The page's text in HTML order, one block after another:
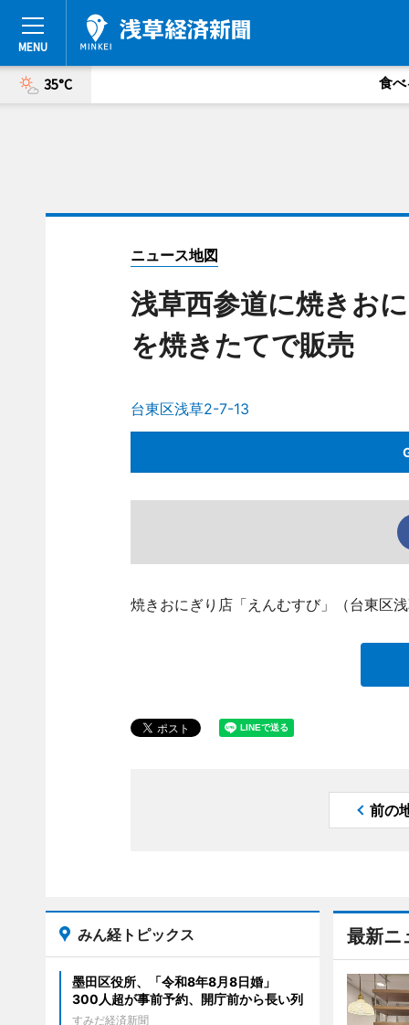
35°C 食べ
ニュース地図
浅草西参道に焼きお
を焼きたてで販売
台東区浅草2-7-13
焼きおにぎり店「えんむすび」（台東区
前の
最新ニ
みん経トピックス
墨田区役所、「令和8年8月8日婚」
300人超が事前予約、開庁前から長い列
すみだ経済新聞